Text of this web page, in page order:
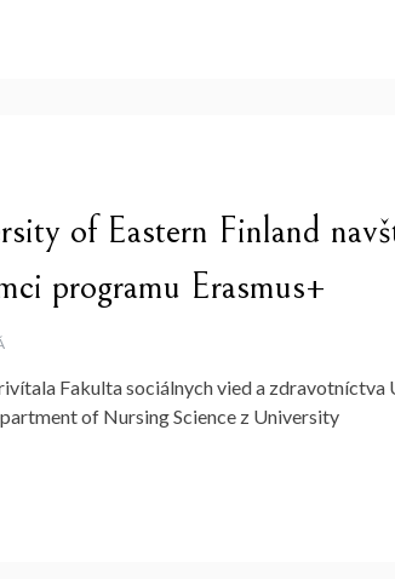
of Eastern Finland
programu Erasmus+
Fakulta sociálnych vied a
of Nursing Science z University